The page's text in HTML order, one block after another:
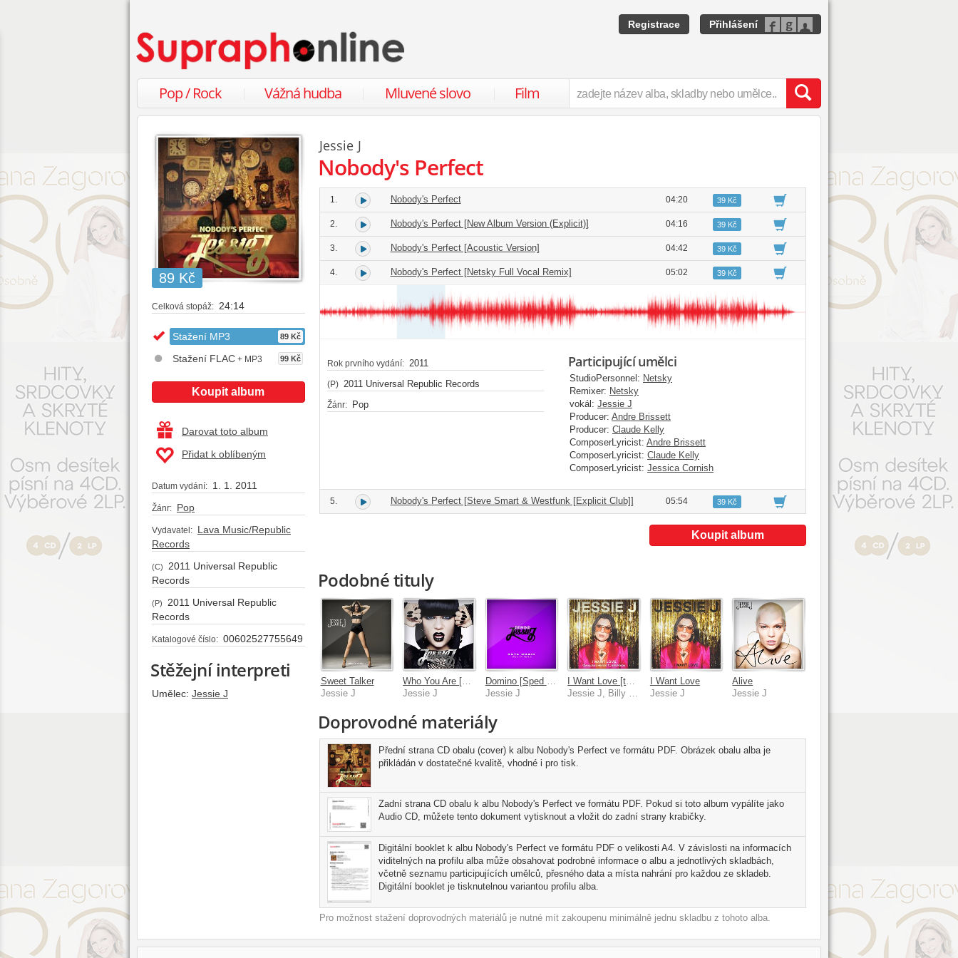
Registrace Přihlášení
Pop / Rock Vážná hudba Mluvené slovo Film
89 Kč
Celková stopáž: 24:14
Stažení MP3 89 Kč
Stažení FLAC + MP3 99 Kč
Koupit album
Darovat toto album
Přidat k oblíbeným
Datum vydání: 1. 1. 2011
Žánr: Pop
Vydavatel: Lava Music/Republic
Records
(C)
2011 Universal Republic
Records
(P)
2011 Universal Republic
Records
Katalogové číslo: 00602527755649
Stěžejní interpreti
Umělec: Jessie J
Jessie J
Nobody's Perfect
1. Nobody's Perfect 04:20 39 Kč
2. Nobody's Perfect [New Album Version (Explicit)] 04:16 39 Kč
3. Nobody's Perfect [Acoustic Version] 04:42 39 Kč
4. Nobody's Perfect [Netsky Full Vocal Remix] 05:02 39 Kč
Rok prvního vydání: 2011
(P) 2011 Universal Republic Records
Žánr: Pop
Participující umělci
StudioPersonnel: Netsky
Remixer: Netsky
vokál: Jessie J
Producer: Andre Brissett
Producer: Claude Kelly
ComposerLyricist: Andre Brissett
ComposerLyricist: Claude Kelly
ComposerLyricist: Jessica Cornish
5. Nobody's Perfect [Steve Smart & Westfunk [Explicit Club]] 05:54 39 Kč
Koupit album
Podobné tituly
Sweet Talker
Jessie J
Jessie J
Jessie J
I Want Love
Jessie J
Alive
Jessie J
Doprovodné materiály
Přední strana CD obalu (cover) k albu Nobody's Perfect ve formátu PDF. Obrázek obalu alba je
přikládán v dostatečné kvalitě, vhodné i pro tisk.
Zadní strana CD obalu k albu Nobody's Perfect ve formátu PDF. Pokud si toto album vypálíte jako
Audio CD, můžete tento dokument vytisknout a vložit do zadní strany krabičky.
Digitální booklet k albu Nobody's Perfect ve formátu PDF o velikosti A4. V závislosti na informacích
viditelných na profilu alba může obsahovat podrobné informace o albu a jednotlivých skladbách,
včetně seznamu participujících umělců, přesného data a místa nahrání pro každou ze skladeb.
Digitální booklet je tisknutelnou variantou profilu alba.
Pro možnost stažení doprovodných materiálů je nutné mít zakoupenu minimálně jednu skladbu z tohoto alba.